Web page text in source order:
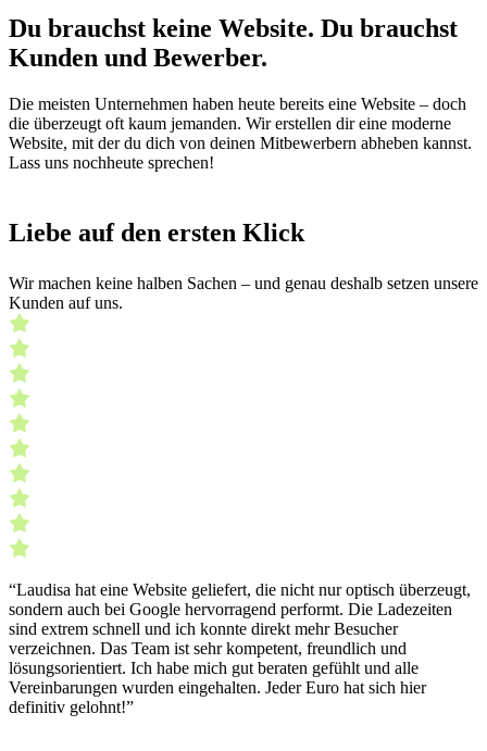
Du brauchst keine Website. Du brauchst
Kunden und Bewerber.
Die meisten Unternehmen haben heute bereits eine Website – doch
die überzeugt oft kaum jemanden. Wir erstellen dir eine moderne
Website, mit der du dich von deinen Mitbewerbern abheben kannst.
Lass uns nochheute sprechen!
Liebe auf den ersten Klick
Wir machen keine halben Sachen – und genau deshalb setzen unsere
Kunden auf uns.
“Laudisa hat eine Website geliefert, die nicht nur optisch überzeugt,
sondern auch bei Google hervorragend performt. Die Ladezeiten
sind extrem schnell und ich konnte direkt mehr Besucher
verzeichnen. Das Team ist sehr kompetent, freundlich und
lösungsorientiert. Ich habe mich gut beraten gefühlt und alle
Vereinbarungen wurden eingehalten. Jeder Euro hat sich hier
definitiv gelohnt!”